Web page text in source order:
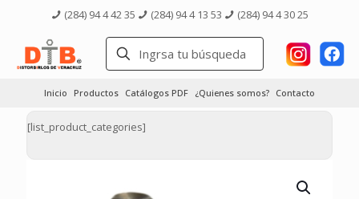
(284) 94 4 42 35 (284) 94 4 13 53 (284) 94 4 30 25
Inicio Productos Catálogos PDF ¿Quienes somos? Contacto
[list_product_categories]